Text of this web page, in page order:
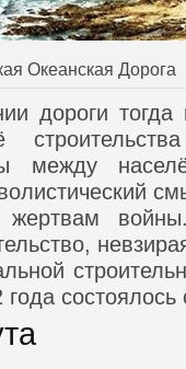
Океанская Дорога
дороги
между
состоялось